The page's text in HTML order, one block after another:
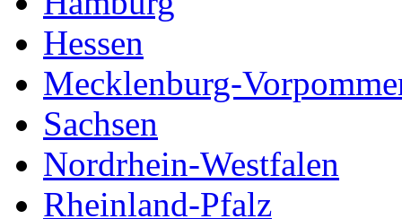
Hessen
Mecklenburg-
Sachsen
Nordrhein-Westfalen
Rheinland-Pfalz